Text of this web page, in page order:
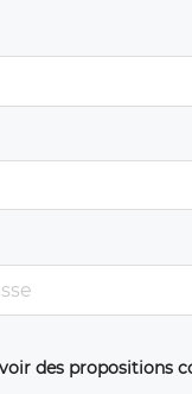
des propositions